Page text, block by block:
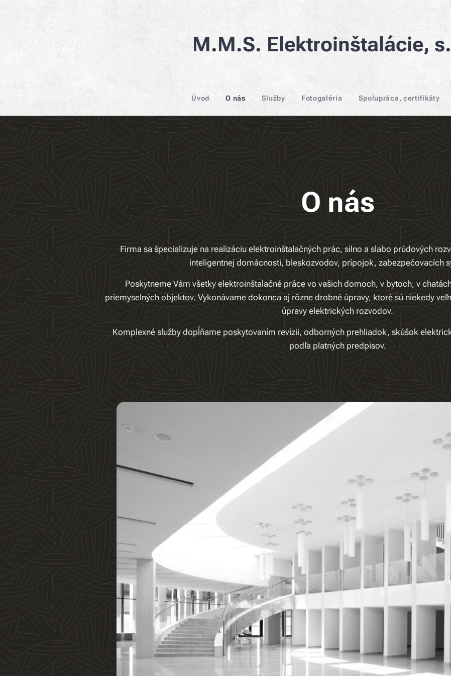
M.M.S. Elektroinštalácie,
Úvod O nás Služby Fotogaléria Spolupráca, certifikáty
O nás
Firma sa špecializuje na realizáciu elektroinštalačných prác, silno a slabo prúdových
inteligentnej domácnosti, bleskozvodov, prípojok, zabezpečovacích
Poskytneme Vám všetky elektroinštalačné práce vo vašich domoch, v bytoch, v
priemyselných objektov. Vykonávame dokonca aj rôzne drobné úpravy, ktoré sú niekedy
úpravy elektrických rozvodov.
Komplexné služby dopĺňame poskytovaním revízii, odborných prehliadok, skúšok
podľa platných predpisov.